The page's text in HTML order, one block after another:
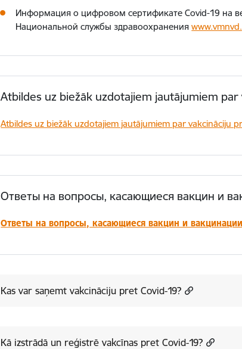
Информация о цифровом сертификате Covid-19 на
Hациональной службы здравоохранения
Atbildes uz biežāk uzdotajiem jautājumiem par
Atbildes uz biežāk uzdotajiem jautājumiem par vakcināciju
Ответы на вопросы, касающиеся вакцин и
Ответы на вопросы, касающиеся вакцин и
Kas var saņemt vakcināciju pret Covid-19?
Kā izstrādā un reģistrē vakcīnas pret Covid-19?